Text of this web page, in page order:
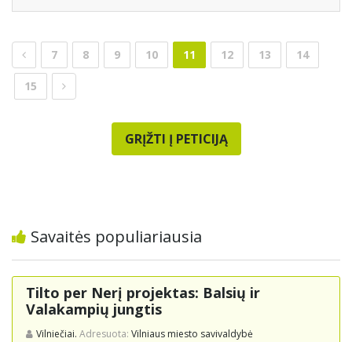
7 8 9 10 11 12 13 14
15
GRĮŽTI Į PETICIJĄ
Savaitės populiariausia
Tilto per Nerį projektas: Balsių ir
Valakampių jungtis
Vilniečiai. Adresuota: Vilniaus miesto savivaldybė